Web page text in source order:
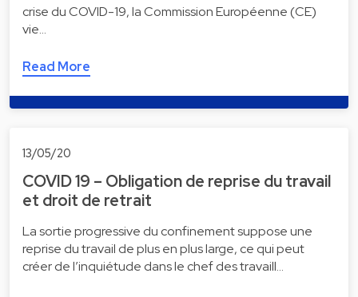
crise du COVID-19, la Commission Européenne (CE)
vie…
Read More
13/05/20
COVID 19 – Obligation de reprise du travail
et droit de retrait
La sortie progressive du confinement suppose une
reprise du travail de plus en plus large, ce qui peut
créer de l’inquiétude dans le chef des travaill…